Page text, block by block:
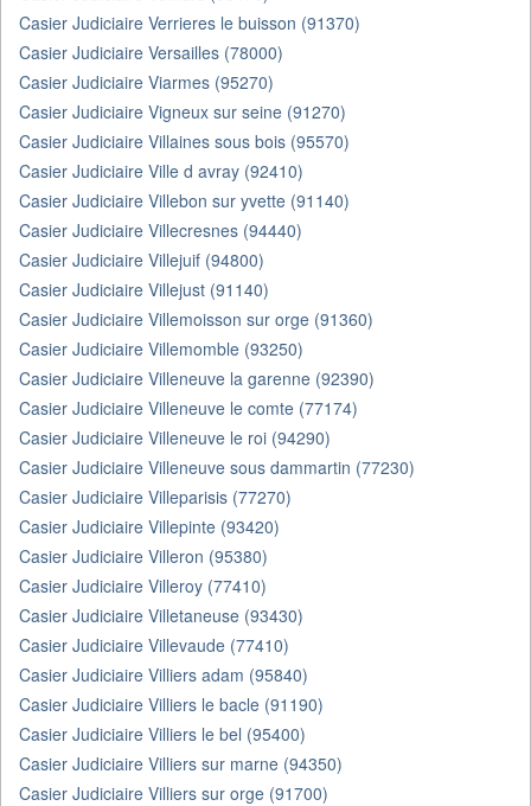
Casier Judiciaire Verrieres le buisson (91370)
Casier Judiciaire Versailles (78000)
Casier Judiciaire Viarmes (95270)
Casier Judiciaire Vigneux sur seine (91270)
Casier Judiciaire Villaines sous bois (95570)
Casier Judiciaire Ville d avray (92410)
Casier Judiciaire Villebon sur yvette (91140)
Casier Judiciaire Villecresnes (94440)
Casier Judiciaire Villejuif (94800)
Casier Judiciaire Villejust (91140)
Casier Judiciaire Villemoisson sur orge (91360)
Casier Judiciaire Villemomble (93250)
Casier Judiciaire Villeneuve la garenne (92390)
Casier Judiciaire Villeneuve le comte (77174)
Casier Judiciaire Villeneuve le roi (94290)
Casier Judiciaire Villeneuve sous dammartin (77230)
Casier Judiciaire Villeparisis (77270)
Casier Judiciaire Villepinte (93420)
Casier Judiciaire Villeron (95380)
Casier Judiciaire Villeroy (77410)
Casier Judiciaire Villetaneuse (93430)
Casier Judiciaire Villevaude (77410)
Casier Judiciaire Villiers adam (95840)
Casier Judiciaire Villiers le bacle (91190)
Casier Judiciaire Villiers le bel (95400)
Casier Judiciaire Villiers sur marne (94350)
Casier Judiciaire Villiers sur orge (91700)